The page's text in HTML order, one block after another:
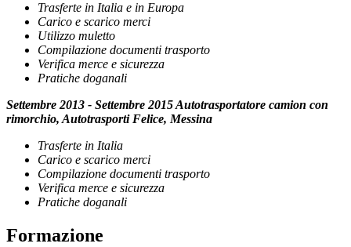
Trasferte in Italia e in Europa
Carico e scarico merci
Utilizzo muletto
Compilazione documenti trasporto
Verifica merce e sicurezza
Pratiche doganali
Settembre 2013 - Settembre 2015 Autotrasportatore camion con
rimorchio, Autotrasporti Felice, Messina
Trasferte in Italia
Carico e scarico merci
Compilazione documenti trasporto
Verifica merce e sicurezza
Pratiche doganali
Formazione